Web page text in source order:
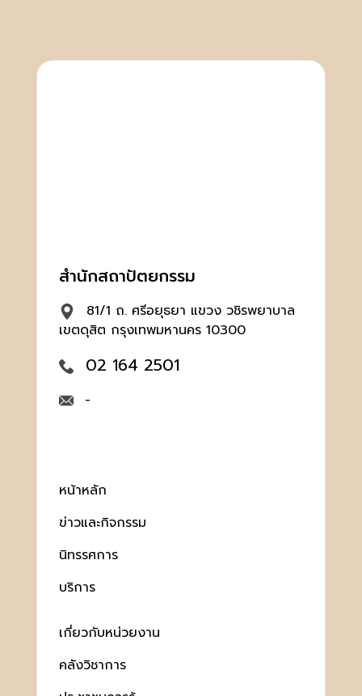
สำนักสถาปัตยกรรม
81/1 ถ. ศรีอยุธยา แขวง วชิรพยาบาล
เขตดุสิต กรุงเทพมหานคร 10300
02 164 2501
-
หน้าหลัก
ข่าวและกิจกรรม
นิทรรศการ
บริการ
เกี่ยวกับหน่วยงาน
คลังวิชาการ